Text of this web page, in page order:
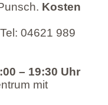
Kosten
04621 989
– 19:30 Uhr
mit